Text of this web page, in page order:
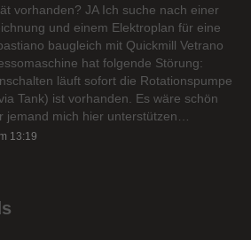
vorhanden? JA Ich suche nach einer
und einem Elektroplan für eine
baugleich mit Quickmill Vetrano
hat folgende Störung:
läuft sofort die Rotationspumpe
Tank) ist vorhanden. Es wäre schön
jemand mich hier unterstützen…
13:19